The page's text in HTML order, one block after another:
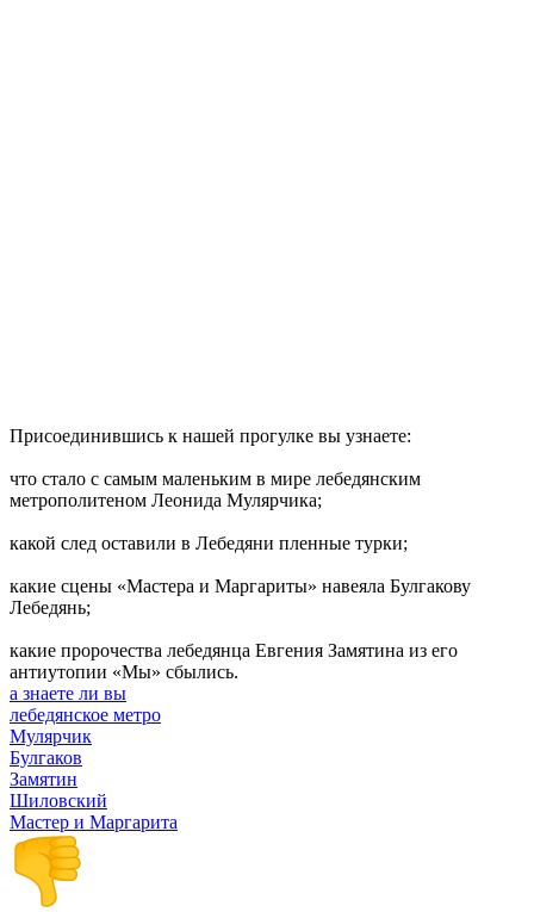
Присоединившись к нашей прогулке вы узнаете:
что стало с самым маленьким в мире лебедянским
метрополитеном Леонида Мулярчика;
какой след оставили в Лебедяни пленные турки;
какие сцены «Мастера и Маргариты» навеяла Булгакову
Лебедянь;
какие пророчества лебедянца Евгения Замятина из его
антиутопии «Мы» сбылись.
а знаете ли вы
лебедянское метро
Мулярчик
Булгаков
Замятин
Шиловский
Мастер и Маргарита